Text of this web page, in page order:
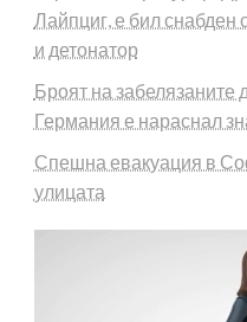
Лайпциг, е бил снабден
и детонатор
Броят на забелязаните
Германия е нараснал
Спешна евакуация в
улицата